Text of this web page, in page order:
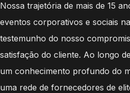
Nossa trajetória de mais de 15
eventos corporativos e sociais
testemunho do nosso
satisfação do cliente. Ao longo
um conhecimento profundo do
uma rede de fornecedores de